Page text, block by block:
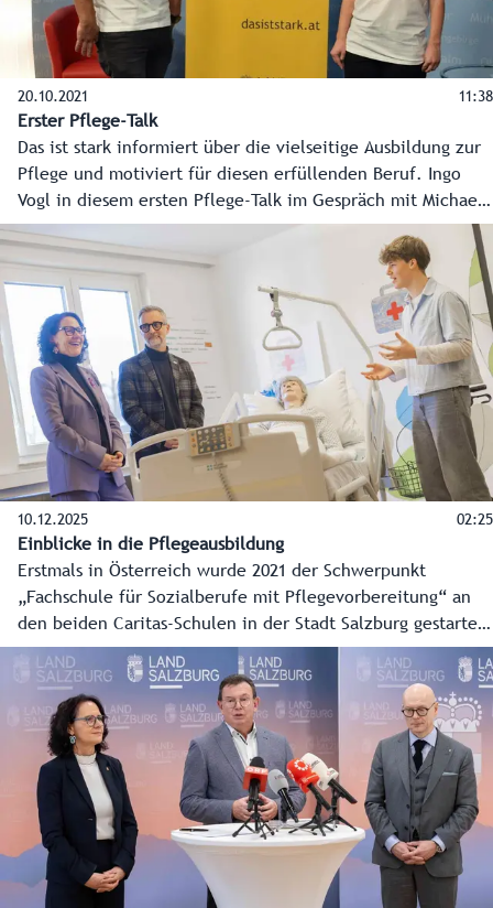
20.10.2021 11:38
Erster Pflege-Talk
Das ist stark informiert über die vielseitige Ausbildung zur
Pflege und motiviert für diesen erfüllenden Beruf. Ingo
Vogl in diesem ersten Pflege-Talk im Gespräch mit Michaela
Radauer (Barmherzige Brüder) und Wolfgang Preiß
(Hilfswerk).
10.12.2025 02:25
Einblicke in die Pflegeausbildung
Erstmals in Österreich wurde 2021 der Schwerpunkt
„Fachschule für Sozialberufe mit Pflegevorbereitung“ an
den beiden Caritas-Schulen in der Stadt Salzburg gestartet.
Elf Absolventinnen und Absolventen sind nun bereits im
Berufsleben angekommen, 40 besuchen derzeit den
Schulschwerpunkt für Pflege und Betreuung. Einsteigen
kann man bereits mit 14 Jahren.